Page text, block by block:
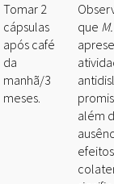
Tomar 2
cápsulas
após café
da
manhã/3
meses.
que
além
efeitos